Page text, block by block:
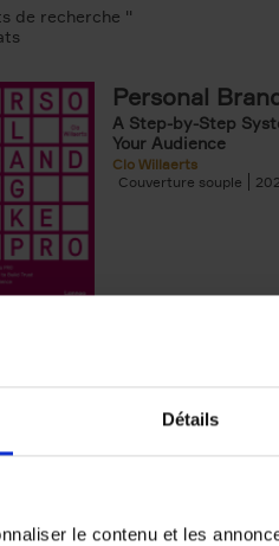
Détails
le contenu et les
de recherche ''
Personal
A Step-by-Step
Your Audience
Clo Willaerts
Couverture souple
completely
Prepare. Run.
Couverture souple